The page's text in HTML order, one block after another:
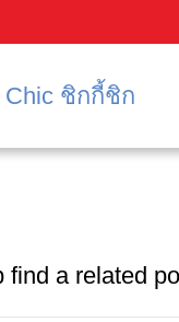
find a related